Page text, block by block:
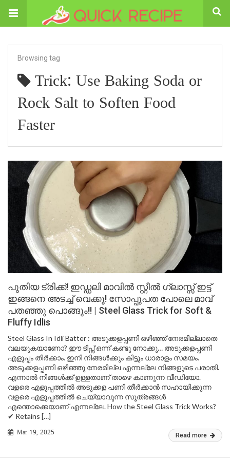
Browsing tag
Trick: Use Baking Soda or
Rock Salt to Soften Food
Faster
പുതിയ ട്രിക്ക്! ഇഡ്ഡലി മാവിൽ സ്റ്റീൽ ഗ്ലാസ്സ് ഇട്ട്
ഇങ്ങനെ അടച്ച് വെക്കൂ! സോപ്പുപത പോലെ മാവ്
പതഞ്ഞു പൊങ്ങും!! | Steel Glass Trick for Soft &
Fluffy Idlis
Steel Glass In Idli Batter : അടുക്കളപ്പണി ഒഴിഞ്ഞ് നേരമില്ലാതെ
വലയുകയാണോ? ഈ ടിപ്സ് ഒന്ന് കണ്ടു നോക്കൂ… അടുക്കളപ്പണി
എളുപ്പം തീർക്കാം. ഇനി നിങ്ങൾക്കും കിട്ടും ധാരാളം സമയം.
അടുക്കളപ്പണി ഒഴിഞ്ഞു നേരമില്ല എന്നല്ലേ നിങ്ങളുടെ പരാതി.
എന്നാൽ നിങ്ങൾക്ക് ഉള്ളതാണ് താഴെ കാണുന്ന വീഡിയോ.
വളരെ എളുപ്പത്തിൽ അടുക്കള പണി തീർക്കാൻ സഹായിക്കുന്ന
വളരെ എളുപ്പത്തിൽ ചെയ്യാവുന്ന സൂത്രങ്ങൾ
എന്തൊക്കെയാണ് എന്നല്ലേ. How the Steel Glass Trick Works?
✔ Retains […]
Mar 19, 2025 Read more